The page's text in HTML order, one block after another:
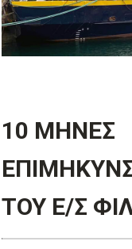
10 ΜΗΝΕΣ
ΤΟΥ Ε/Σ